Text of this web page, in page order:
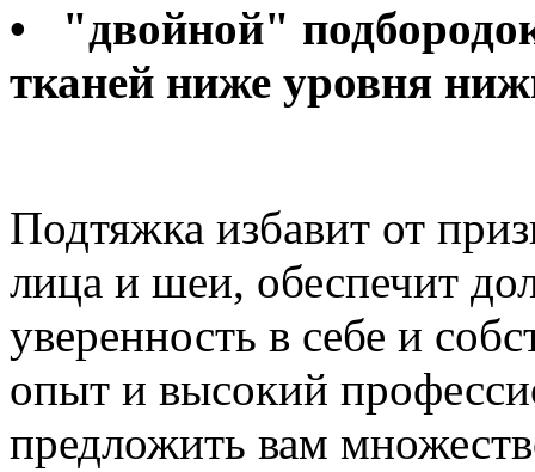
• "двойной"
тканей ниже уровня
Подтяжка избавит от
лица и шеи, обеспечит
уверенность в себе и
опыт и высокий
предложить вам